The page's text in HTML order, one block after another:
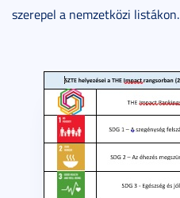
szerepel a nemzetközi listákon.